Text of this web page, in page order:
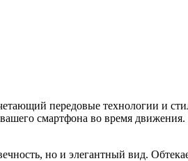
передовые технологии и
смартфона во время движения.
но и элегантный вид.